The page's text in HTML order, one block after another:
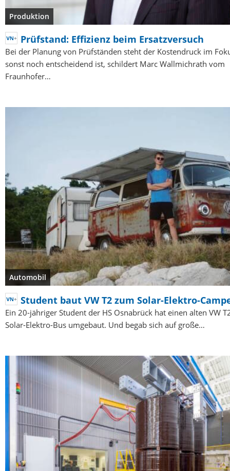
Produktion
Prüfstand: Effizienz beim Ersatzversuch
Bei der Planung von Prüfständen steht der Kostendruck im
sonst noch entscheidend ist, schildert Marc Wallmichrath vom
Fraunhofer…
Automobil
Student baut VW T2 zum Solar-Elektro-
Ein 20-jähriger Student der HS Osnabrück hat einen alten VW
Solar-Elektro-Bus umgebaut. Und begab sich auf große…